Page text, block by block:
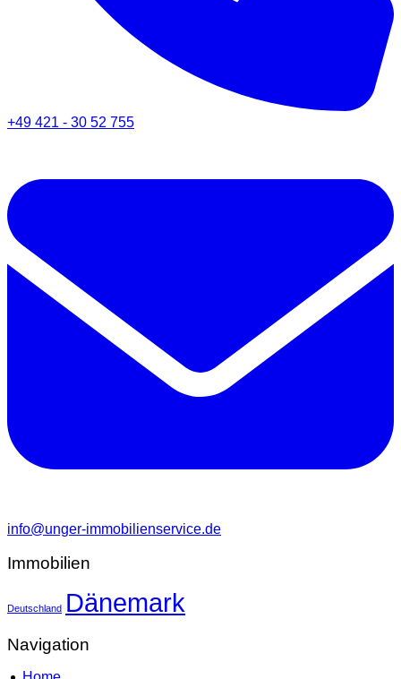
+49 421 - 30 52 755
info@unger-immobilienservice.de
Immobilien
Deutschland Dänemark
Navigation